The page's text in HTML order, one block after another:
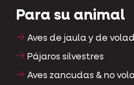
Para su animal
Aves de jaula y de
Pájaros silvestres
Aves zancudas & no